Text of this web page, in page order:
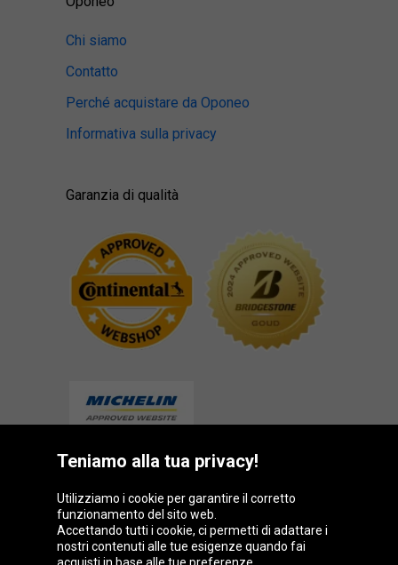
Chi siamo
Contatto
Perché acquistare da Oponeo
Informativa sulla privacy
Garanzia di qualità
Gruppo Oponeo
Teniamo alla tua privacy!
Utilizziamo i cookie per garantire il corretto
funzionamento del sito web.
Accettando tutti i cookie, ci permetti di adattare i
nostri contenuti alle tue esigenze quando fai